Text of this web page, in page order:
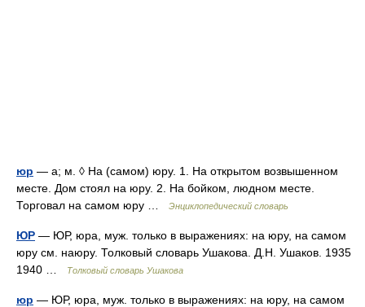
юр — а; м. ◊ На (самом) юру. 1. На открытом возвышенном
месте. Дом стоял на юру. 2. На бойком, людном месте.
Торговал на самом юру …
Энциклопедический словарь
ЮР — ЮР, юра, муж. только в выражениях: на юру, на самом
юру см. наюру. Толковый словарь Ушакова. Д.Н. Ушаков. 1935
1940 …
Толковый словарь Ушакова
юр — ЮР, юра, муж. только в выражениях: на юру, на самом